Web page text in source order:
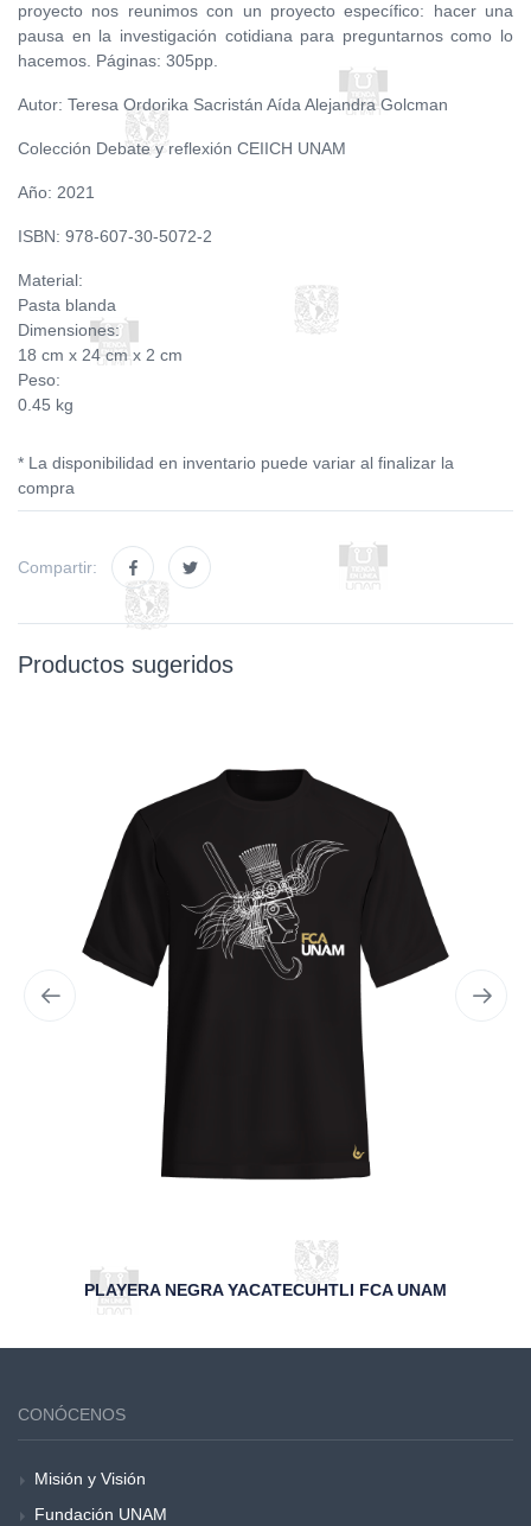
proyecto nos reunimos con un proyecto específico: hacer una
pausa en la investigación cotidiana para preguntarnos como lo
hacemos. Páginas: 305pp.
Autor: Teresa Ordorika Sacristán Aída Alejandra Golcman
Colección Debate y reflexión CEIICH UNAM
Año: 2021
ISBN: 978-607-30-5072-2
Material:
Pasta blanda
Dimensiones:
18 cm x 24 cm x 2 cm
Peso:
0.45 kg
* La disponibilidad en inventario puede variar al finalizar la
compra
Compartir:
Productos sugeridos
PLAYERA NEGRA YACATECUHTLI FCA UNAM
CONÓCENOS
Misión y Visión
Fundación UNAM